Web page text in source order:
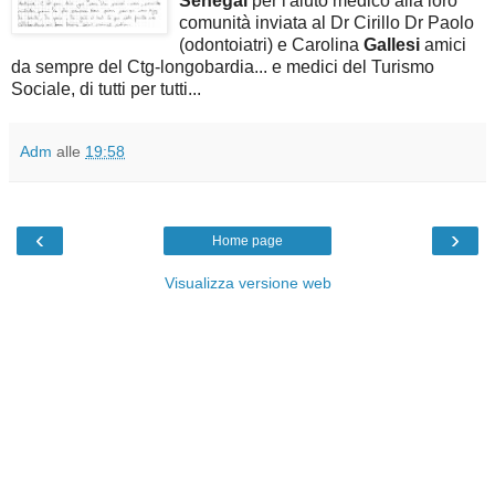
comunità inviata al Dr Cirillo Dr Paolo
(odontoiatri) e Carolina Gallesi amici
da sempre del Ctg-longobardia... e medici del Turismo
Sociale, di tutti per tutti...
Adm alle 19:58
‹ ›
Home page
Visualizza versione web